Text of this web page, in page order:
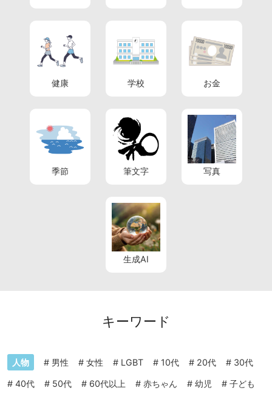
健康 学校 お金
季節 筆文字 写真
生成AI
キーワード
人物 # 男性 # 女性 # LGBT # 10代 # 20代 # 30代
# 40代 # 50代 # 60代以上 # 赤ちゃん # 幼児 # 子ども